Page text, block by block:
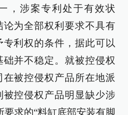
，涉案专利处于有效状
为全部权利要求不具有
利权的条件，据此可以
并不稳定。就被控侵权
被控侵权产品所在地派
控侵权产品明显缺少涉
要求的“料缸底部安装有脚